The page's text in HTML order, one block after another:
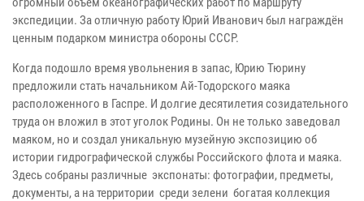
экспедиции. За отличную работу Юрий Иванович был награждён
ценным подарком министра обороны СССР.
Когда подошло время увольнения в запас, Юрию Тюрину
предложили стать начальником Ай-Тодорского маяка
расположенного в Гаспре. И долгие десятилетия созидательного
труда он вложил в этот уголок Родины. Он не только заведовал
маяком, но и создал уникальную музейную экспозицию об
истории гидрографической службы Российского флота и маяка.
Здесь собраны различные экспонаты: фотографии, предметы,
документы, а на территории среди зелени богатая коллекция